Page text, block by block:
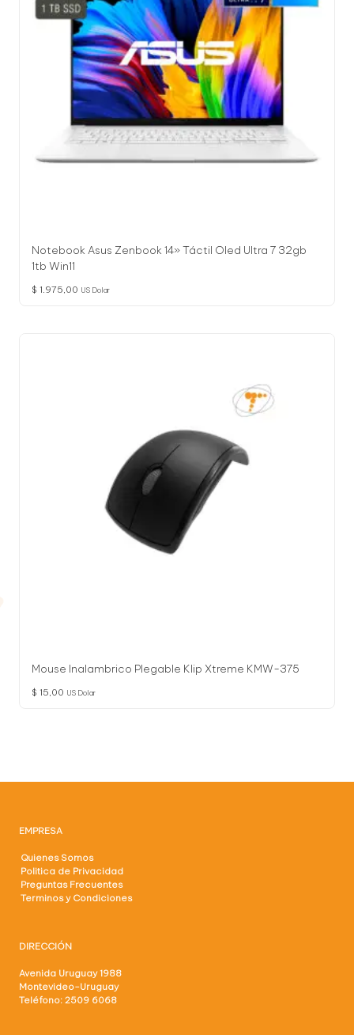
Notebook Asus Zenbook 14» Táctil Oled Ultra 7 32gb
1tb Win11
$ 1.975,00 US Dolar
Mouse Inalambrico Plegable Klip Xtreme KMW-375
$ 15,00 US Dolar
EMPRESA
Quienes Somos
Politica de Privacidad
Preguntas Frecuentes
Terminos y Condiciones
DIRECCIÓN
Avenida Uruguay 1988
Montevideo-Uruguay
Teléfono: 2509 6068